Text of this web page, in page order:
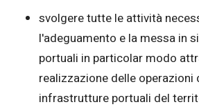
svolgere tutte le attività
l'adeguamento e la messa in
portuali in particolar modo
realizzazione delle operazioni
infrastrutture portuali del